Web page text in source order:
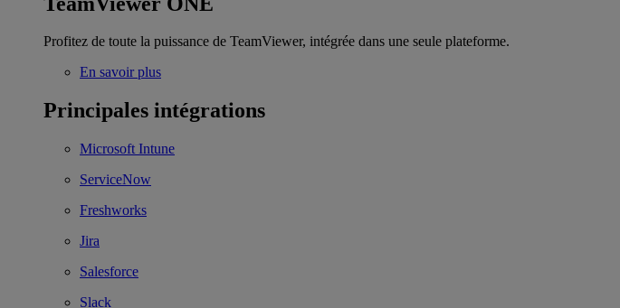
Profitez de toute la puissance de TeamViewer, intégrée dans une seule plateforme.
En savoir plus
Principales intégrations
Microsoft Intune
ServiceNow
Freshworks
Jira
Salesforce
Slack